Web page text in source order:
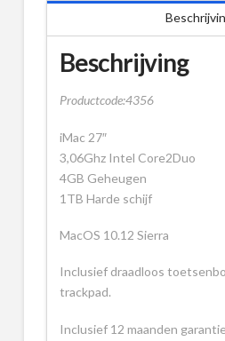
Beschrijving
Productcode:4356
iMac 27″
3,06Ghz Intel Core2Duo
4GB Geheugen
1TB Harde schijf
MacOS 10.12 Sierra
Inclusief draadloos
trackpad.
Inclusief 12 maanden garantie